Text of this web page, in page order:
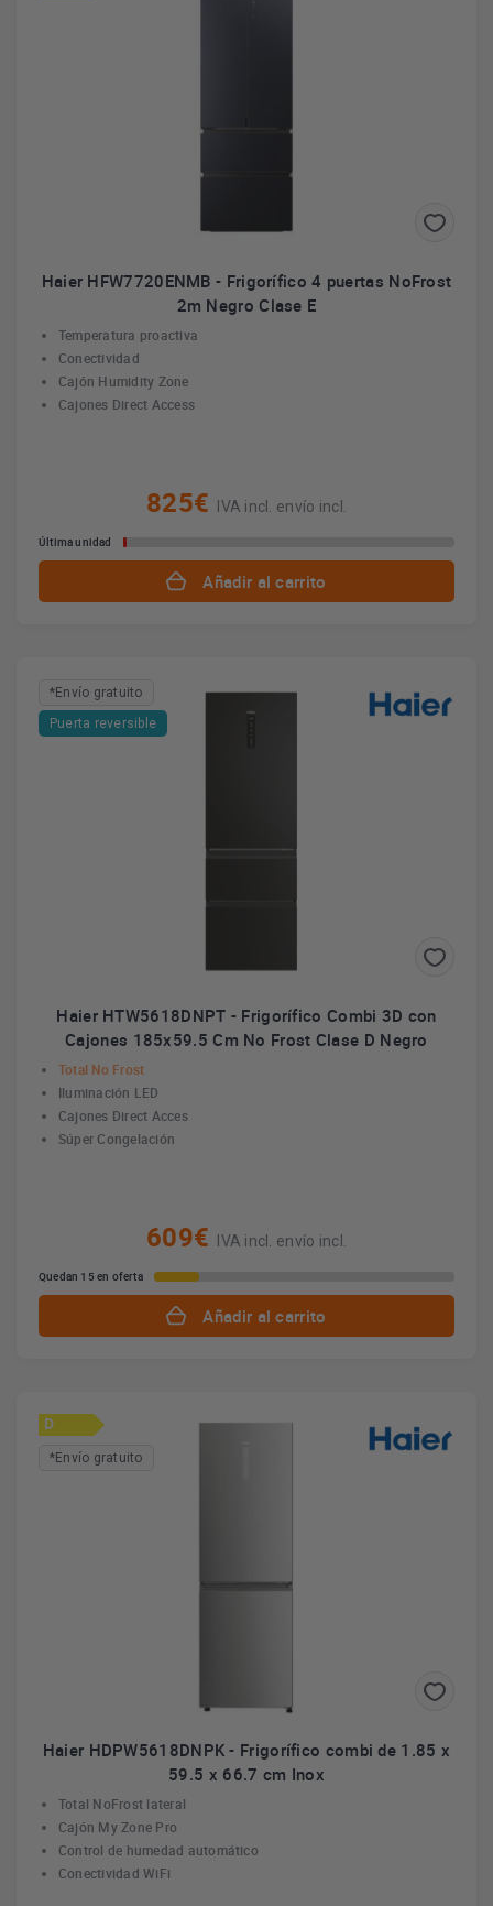
Haier HFW7720ENMB - Frigorífico 4 puertas NoFrost
2m Negro Clase E
Temperatura proactiva
Conectividad
Cajón Humidity Zone
Cajones Direct Access
825€ IVA incl. envío incl.
Última unidad
Añadir al carrito
*Envío gratuito
Puerta reversible
Haier HTW5618DNPT - Frigorífico Combi 3D con
Cajones 185x59.5 Cm No Frost Clase D Negro
Total No Frost
Iluminación LED
Cajones Direct Acces
Súper Congelación
609€ IVA incl. envío incl.
Quedan 15 en oferta
Añadir al carrito
D
*Envío gratuito
Haier HDPW5618DNPK - Frigorífico combi de 1.85 x
59.5 x 66.7 cm Inox
Total NoFrost lateral
Cajón My Zone Pro
Control de humedad automático
Conectividad WiFi